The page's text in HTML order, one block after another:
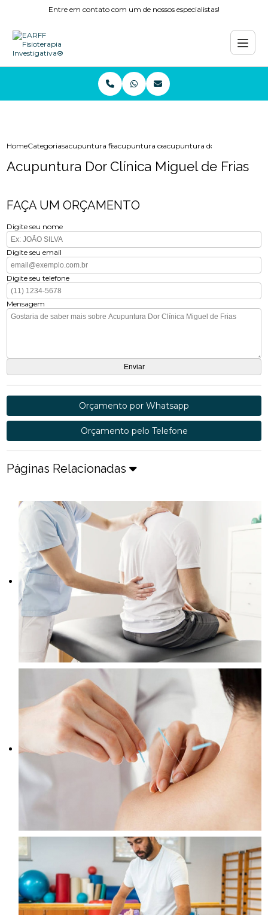
Entre em contato com um de nossos especialistas!
HomeCategoriasacupuntura fisioterapiaacupuntura cervicalacupuntura dor clinica miguel
Acupuntura Dor Clínica Miguel de Frias
FAÇA UM ORÇAMENTO
Digite seu nome
Digite seu email
Digite seu telefone
Mensagem
Orçamento por Whatsapp
Orçamento pelo Telefone
Páginas Relacionadas